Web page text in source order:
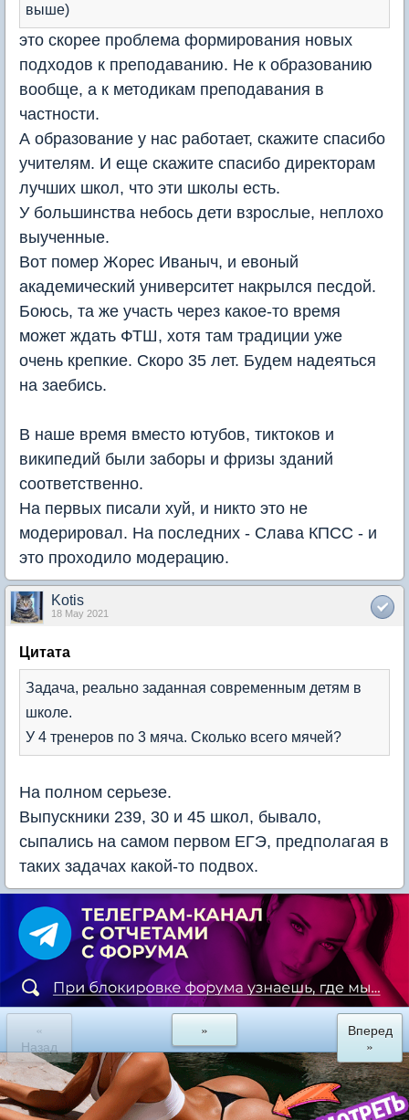
выше)
это скорее проблема формирования новых
подходов к преподаванию. Не к образованию
вообще, а к методикам преподавания в
частности.
А образование у нас работает, скажите спасибо
учителям. И еще скажите спасибо директорам
лучших школ, что эти школы есть.
У большинства небось дети взрослые, неплохо
выученные.
Вот помер Жорес Иваныч, и евоный
академический университет накрылся песдой.
Боюсь, та же участь через какое-то время
может ждать ФТШ, хотя там традиции уже
очень крепкие. Скоро 35 лет. Будем надеяться
на заебись.
В наше время вместо ютубов, тиктоков и
википедий были заборы и фризы зданий
соответственно.
На первых писали хуй, и никто это не
модерировал. На последних - Слава КПСС - и
это проходило модерацию.
Kotis
18 May 2021
Цитата
Задача, реально заданная современным детям в
школе.
У 4 тренеров по 3 мяча. Сколько всего мячей?
На полном серьезе.
Выпускники 239, 30 и 45 школ, бывало,
сыпались на самом первом ЕГЭ, предполагая в
таких задачах какой-то подвох.
«
Назад
»
Вперед
»